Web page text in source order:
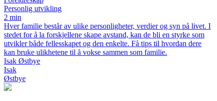
Personlig utvikling
2 min
Hver familie består av ulike personligheter, verdier og syn på livet. I
stedet for å la forskjellene skape avstand, kan de bli en styrke som
utvikler både fellesskapet og den enkelte. Få tips til hvordan dere
kan bruke ulikhetene til å vokse sammen som familie.
Isak Østbye
Isak
Østbye